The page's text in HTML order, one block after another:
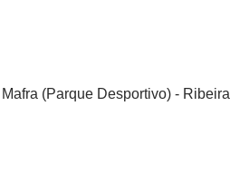
(Parque Desportivo) - Ribeira